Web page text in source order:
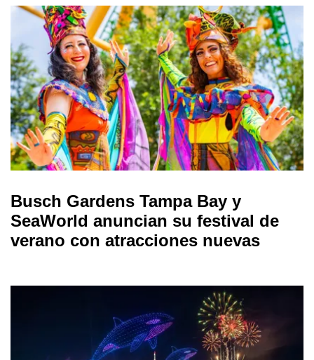
Busch Gardens Tampa Bay y
SeaWorld anuncian su festival de
verano con atracciones nuevas